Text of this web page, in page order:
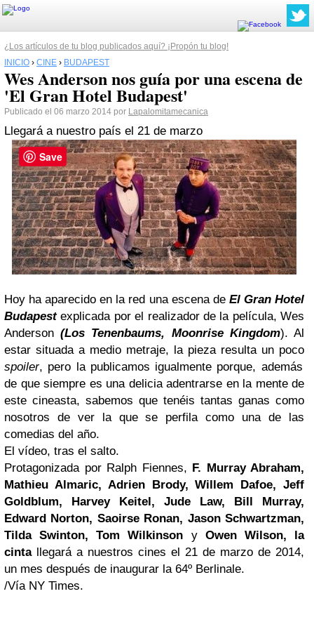
¿Los artículos de tu blog publicados aquí? ¡Propón tu blog!
INICIO › CINE › BUDAPEST
Wes Anderson nos guía por una escena de
'El Gran Hotel Budapest'
Publicado el 06 marzo 2014 por Lapalomitamecanica
Llegará a nuestro país el 21 de marzo
Hoy ha aparecido en la red una escena deEl Gran Hotel
Budapestexplicada por el realizador de la película, Wes
Anderson(Los Tenenbaums, Moonrise Kingdom). Al
estar situada a medio metraje, la pieza resulta un poco
spoiler, pero la publicamos igualmente porque, además
de que siempre es una delicia adentrarse en la mente de
este cineasta, sabemos que tenéis tantas ganas como
nosotros de ver la que se perfila como una de las
comedias del año.
El vídeo, tras el salto.
Protagonizada por Ralph Fiennes, F. Murray Abraham,
Mathieu Almaric, Adrien Brody, Willem Dafoe, Jeff
Goldblum, Harvey Keitel, Jude Law, Bill Murray,
Edward Norton, Saoirse Ronan, Jason Schwartzman,
Tilda Swinton, Tom Wilkinson yOwen Wilson, la
cinta
llegará a nuestros cines el 21 de marzo de 2014,
un mes después de inaugurar la 64º Berlinale.
/Vía NY Times.
Save